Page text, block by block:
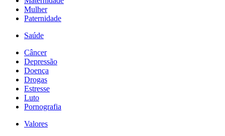
Mulher
Paternidade
Saúde
Câncer
Depressão
Doença
Drogas
Estresse
Luto
Pornografia
Valores